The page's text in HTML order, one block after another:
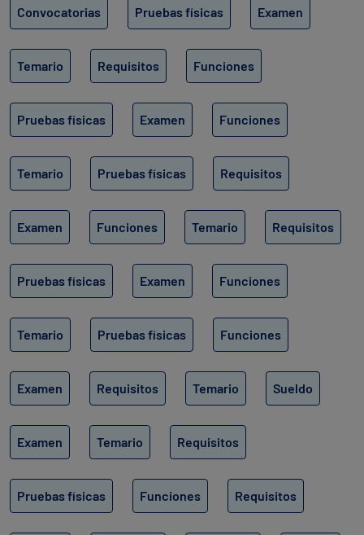
Convocatorias Pruebas físicas Examen
Temario Requisitos Funciones
Pruebas físicas Examen Funciones
Temario Pruebas físicas Requisitos
Examen Funciones Temario Requisitos
Pruebas físicas Examen Funciones
Temario Pruebas físicas Funciones
Examen Requisitos Temario Sueldo
Examen Temario Requisitos
Pruebas físicas Funciones Requisitos